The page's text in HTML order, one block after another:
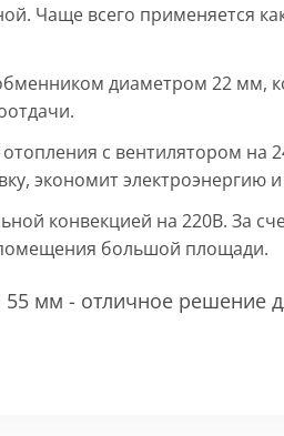
Чаще всего применяется
диаметром 22 мм,
с вентилятором на
экономит электроэнергию
конвекцией на 220В. За
большой площади.
мм - отличное решение